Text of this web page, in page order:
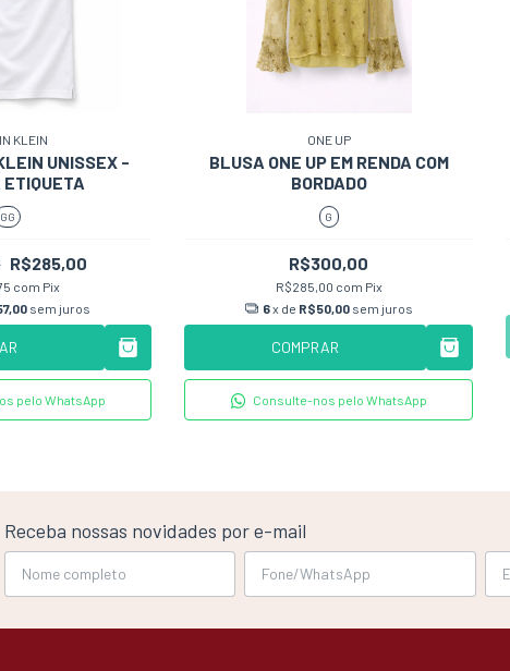
KLEIN
UNISSEX -
ETIQUETA
GG
R$285,00
com Pix
sem juros
pelo WhatsApp
ONE UP
BLUSA ONE UP EM RENDA COM
BORDADO
G
R$300,00
R$285,00 com Pix
6x de R$50,00 sem juros
COMPRAR
Consulte-nos pelo WhatsApp
Receba nossas novidades por e-mail